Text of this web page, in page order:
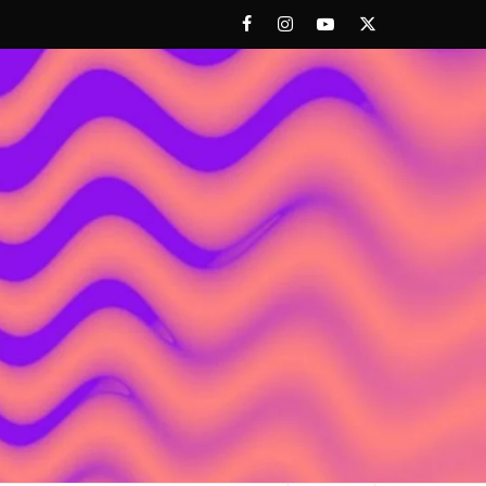
FacebookInstagramYoutubeTwitter